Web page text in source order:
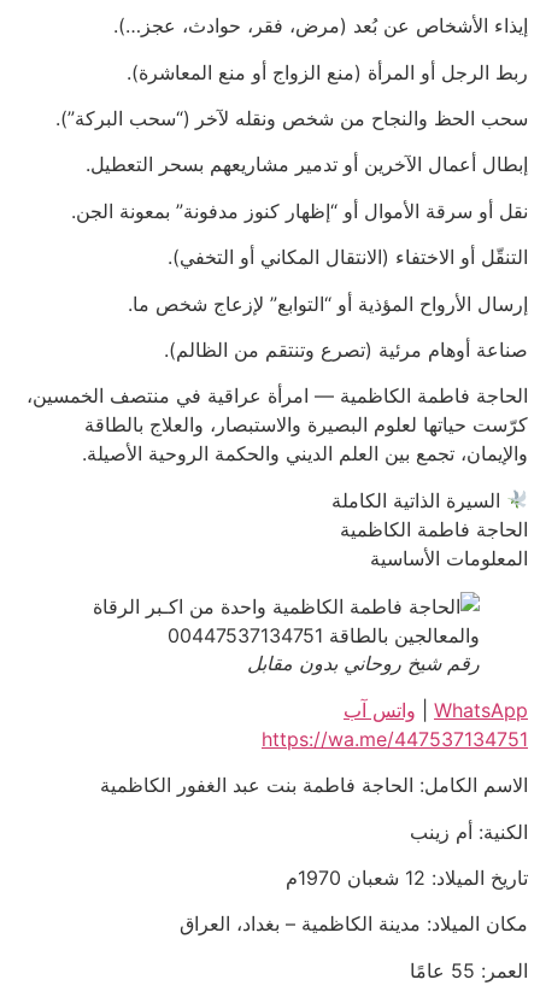
إيذاء الأشخاص عن بُعد (مرض، فقر، حوادث، عجز…).
ربط الرجل أو المرأة (منع الزواج أو منع المعاشرة).
سحب الحظ والنجاح من شخص ونقله لآخر (“سحب البركة”).
إبطال أعمال الآخرين أو تدمير مشاريعهم بسحر التعطيل.
نقل أو سرقة الأموال أو “إظهار كنوز مدفونة” بمعونة الجن.
التنقّل أو الاختفاء (الانتقال المكاني أو التخفي).
إرسال الأرواح المؤذية أو “التوابع” لإزعاج شخص ما.
صناعة أوهام مرئية (تصرع وتنتقم من الظالم).
الحاجة فاطمة الكاظمية — امرأة عراقية في منتصف الخمسين،
كرّست حياتها لعلوم البصيرة والاستبصار، والعلاج بالطاقة
والإيمان، تجمع بين العلم الديني والحكمة الروحية الأصيلة.
السيرة الذاتية الكاملة
الحاجة فاطمة الكاظمية
المعلومات الأساسية
رقم شيخ روحاني بدون مقابل
WhatsApp
واتس آب
https://wa.me/447537134751
الاسم الكامل: الحاجة فاطمة بنت عبد الغفور الكاظمية
الكنية: أم زينب
تاريخ الميلاد: 12 شعبان 1970م
مكان الميلاد: مدينة الكاظمية – بغداد، العراق
العمر: 55 عامًا